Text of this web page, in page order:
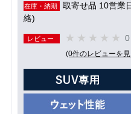
在庫・納期
取寄せ品 10営業
絡)
レビュー 0
(0件のレビューを